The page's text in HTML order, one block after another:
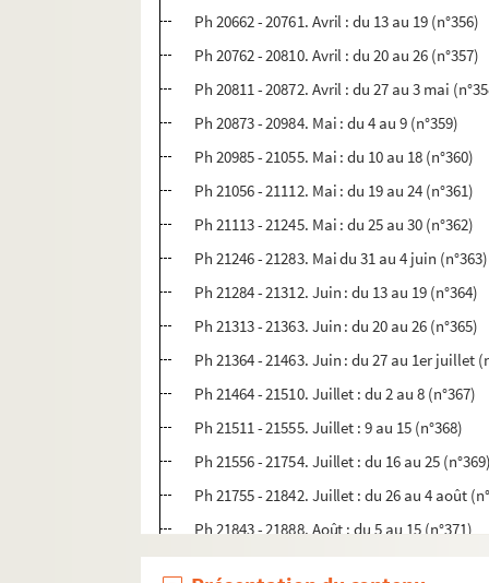
Ph 20662 - 20761. Avril : du 13 au 19 (n°356)
Ph 20762 - 20810. Avril : du 20 au 26 (n°357)
Ph 20811 - 20872. Avril : du 27 au 3 mai
Ph 20873 - 20984. Mai : du 4 au 9 (n°359)
Ph 20985 - 21055. Mai : du 10 au 18 (n°360)
Ph 21056 - 21112. Mai : du 19 au 24 (n°361)
Ph 21113 - 21245. Mai : du 25 au 30 (n°362)
Ph 21246 - 21283. Mai du 31 au 4 juin (n°363)
Ph 21284 - 21312. Juin : du 13 au 19 (n°364)
Ph 21313 - 21363. Juin : du 20 au 26 (n°365)
Ph 21364 - 21463. Juin : du 27 au 1er juillet
Ph 21464 - 21510. Juillet : du 2 au 8 (n°367)
Ph 21511 - 21555. Juillet : 9 au 15 (n°368)
Ph 21556 - 21754. Juillet : du 16 au 25
Ph 21755 - 21842. Juillet : du 26 au 4 août
Ph 21843 - 21888. Août : du 5 au 15 (n°371)
Ph 21889 - 21904. Août : du 16 au 19 (n°372)